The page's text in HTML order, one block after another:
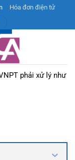
Hóa đơn điện tử
phải xử lý như